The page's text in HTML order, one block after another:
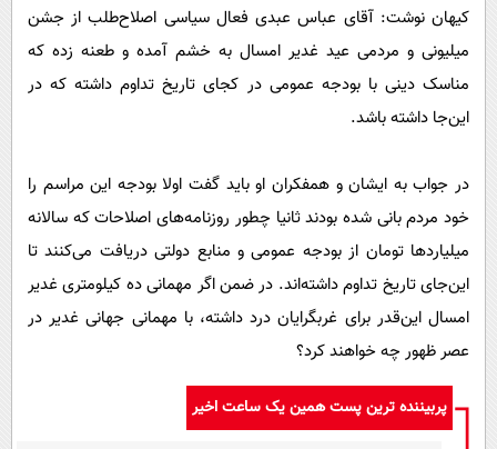
یک برش دانایی
محیط زیست
سفر و تفریح
علمی
قرآن
گوناگون
مجله تصویری سلاح
ورزش
سیاست
سرگرمی
فناوری
حوادث
خواندنی ها و دیدنی ها
داستان کوتاه
روانشناسی
آموزش زبان
کیهان نوشت: آقای عباس عبدی فعال سیاسی اصلاح‌طلب از جشن
میلیونی و مردمی عید غدیر امسال به خشم آمده و طعنه زده که
مناسک دینی با بودجه عمومی در کجای تاریخ تداوم داشته که در
این‌جا داشته باشد.
در جواب به ایشان و همفکران او باید گفت اولا بودجه این مراسم را
خود مردم بانی شده بودند ثانیا چطور روزنامه‌های اصلاحات که سالانه
میلیاردها تومان از بودجه عمومی و منابع دولتی دریافت می‌کنند تا
این‌جای تاریخ تداوم داشته‌اند. در ضمن اگر مهمانی ده کیلومتری غدیر
امسال این‌قدر برای غربگرایان درد داشته، با مهمانی جهانی غدیر در
عصر ظهور چه خواهند کرد؟
پربیننده ترین پست همین یک ساعت اخیر